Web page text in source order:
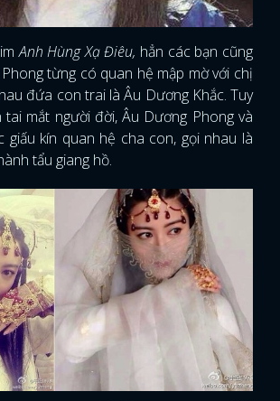
Anh Hùng Xạ Điêu, hẳn các bạn cũng
từng có quan hệ mập mờ với chị
đứa con trai là Âu Dương Khắc. Tuy
mắt người đời, Âu Dương Phong và
giấu kín quan hệ cha con, gọi nhau là
tẩu giang hồ.